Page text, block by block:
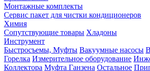
Монтажные комплекты
Сервис пакет для чистки кондиционеров
Химия
Сопутствующие товары Хладоны
Инструмент
Быстросъемы, Муфты Вакуумные насосы
Горелка Измерительное оборудование
Коллектора Муфта Ганзена Остальное